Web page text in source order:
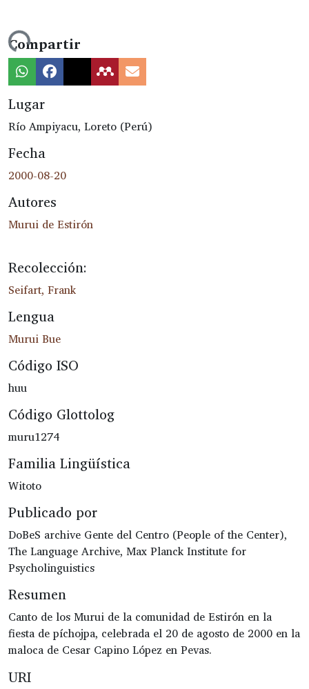
Compartir
Lugar
Río Ampiyacu, Loreto (Perú)
Fecha
2000-08-20
Autores
Murui de Estirón
Recolección:
Seifart, Frank
Lengua
Murui Bue
Código ISO
huu
Código Glottolog
muru1274
Familia Lingüística
Witoto
Publicado por
DoBeS archive Gente del Centro (People of the Center),
The Language Archive, Max Planck Institute for
Psycholinguistics
Resumen
Canto de los Murui de la comunidad de Estirón en la
fiesta de píchojpa, celebrada el 20 de agosto de 2000 en la
maloca de Cesar Capino López en Pevas.
URI